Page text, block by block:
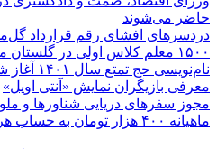
حاضر می‌شوند
دردسرهای افشای رقم قرارداد
۱۵۰۰ معلم کلاس اولی در گلستان مشخص شدند
نام‌نویسی حج تمتع سال ۱۴۰۱ آغاز شد
معرفی بازیگران نمایش «آنتی اویل»
مجوز سفرهای دریایی شناورها و
ماهیانه ۴۰۰ هزار تومان به حساب هر نفر واریز می‌شود